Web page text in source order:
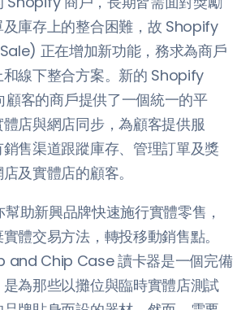
庫存上的整合困難，故 Shopify
正在增加新功能，務求為商戶
線下整合方案。新的 Shopify
顧客的商戶提供了一個統一的平
店與網店同步，為顧客提供服
售渠道跟蹤庫存、管理訂單及獎
及實體店的顧客。
助新興品牌快速施行實體零售，
體交易方法，轉投移動銷售點。
and Chip Case 讀卡器是一個完備
為那些以攤位與臨時實體店測試